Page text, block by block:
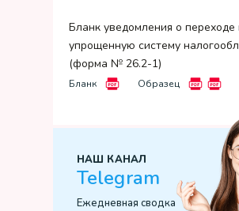
Бланк уведомления о переходе
упрощенную систему
(форма № 26.2-1)
Бланк Образец
НАШ КАНАЛ
Telegram
Ежедневная сводка